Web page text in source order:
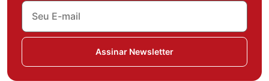
Assinar Newsletter